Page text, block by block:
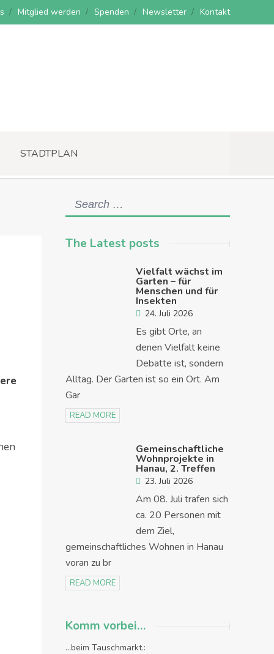
Mitglied werden Spenden Newsletter Kontakt
STADTPLAN
The Latest posts
Vielfalt wächst im
Garten – für
Menschen und für
Insekten
24. Juli 2026
Es gibt Orte, an
denen Vielfalt keine
Debatte ist, sondern
Alltag. Der Garten ist so ein Ort. Am
Gar
READ MORE
Gemeinschaftliche
Wohnprojekte in
Hanau, 2. Treffen
23. Juli 2026
Am 08. Juli trafen sich
ca. 20 Personen mit
dem Ziel,
gemeinschaftliches Wohnen in Hanau
voran zu br
READ MORE
Komm vorbei…
...beim Tauschmarkt.: